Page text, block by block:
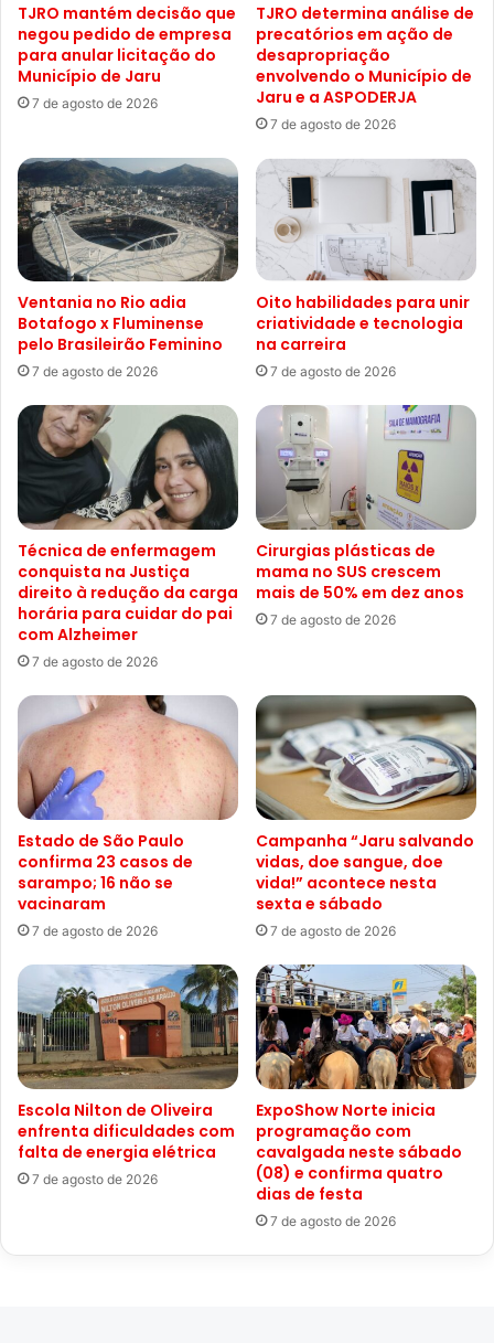
TJRO mantém decisão que
negou pedido de empresa
para anular licitação do
Município de Jaru
7 de agosto de 2026
TJRO determina análise de
precatórios em ação de
desapropriação
envolvendo o Município de
Jaru e a ASPODERJA
7 de agosto de 2026
Ventania no Rio adia
Botafogo x Fluminense
pelo Brasileirão Feminino
7 de agosto de 2026
Oito habilidades para unir
criatividade e tecnologia
na carreira
7 de agosto de 2026
Técnica de enfermagem
conquista na Justiça
direito à redução da carga
horária para cuidar do pai
com Alzheimer
7 de agosto de 2026
Cirurgias plásticas de
mama no SUS crescem
mais de 50% em dez anos
7 de agosto de 2026
Estado de São Paulo
confirma 23 casos de
sarampo; 16 não se
vacinaram
7 de agosto de 2026
Campanha “Jaru salvando
vidas, doe sangue, doe
vida!” acontece nesta
sexta e sábado
7 de agosto de 2026
Escola Nilton de Oliveira
enfrenta dificuldades com
falta de energia elétrica
7 de agosto de 2026
ExpoShow Norte inicia
programação com
cavalgada neste sábado
(08) e confirma quatro
dias de festa
7 de agosto de 2026